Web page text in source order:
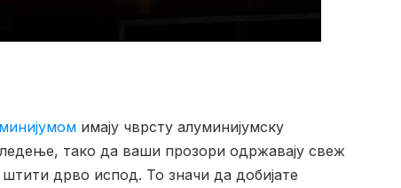
имају чврсту алуминијумску
тако да ваши прозори одржавају свеж
дрво испод. То значи да добијате